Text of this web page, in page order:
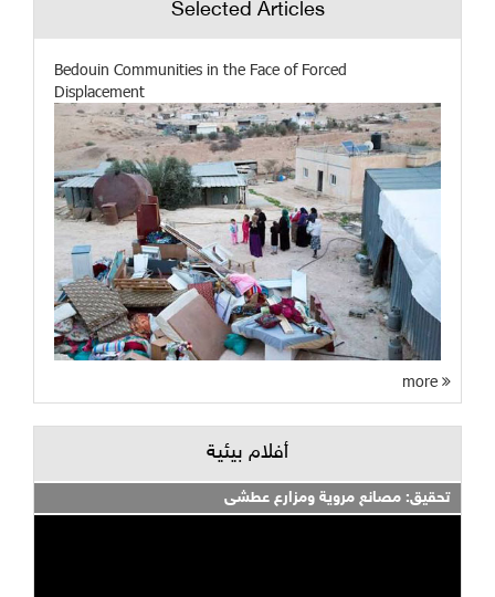
Selected Articles
Bedouin Communities in the Face of Forced
Displacement
أفلام بيئية
تحقيق: مصانع مروية ومزارع عطشى